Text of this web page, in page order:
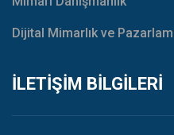
Dijital Mimarlık ve
İLETİŞİM BİLGİLERİ